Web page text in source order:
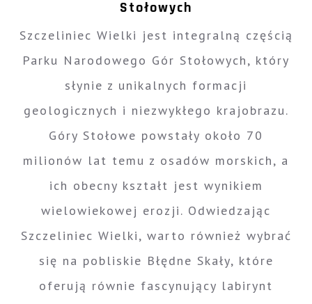
Stołowych
Szczeliniec Wielki jest integralną częścią
Parku Narodowego Gór Stołowych, który
słynie z unikalnych formacji
geologicznych i niezwykłego krajobrazu.
Góry Stołowe powstały około 70
milionów lat temu z osadów morskich, a
ich obecny kształt jest wynikiem
wielowiekowej erozji. Odwiedzając
Szczeliniec Wielki, warto również wybrać
się na pobliskie Błędne Skały, które
oferują równie fascynujący labirynt